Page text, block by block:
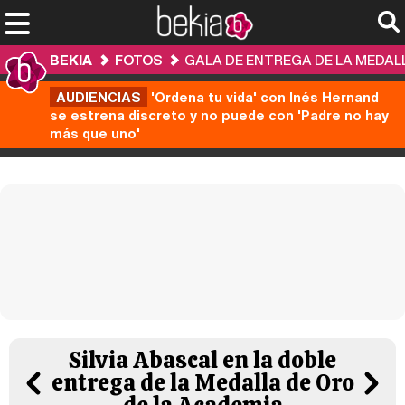
BEKIA FOTOS
GALA DE ENTREGA DE LA
AUDIENCIAS 'Ordena tu vida' con Inés Hernand
se estrena discreto y no puede con 'Padre no hay
más que uno'
Silvia Abascal en la doble
entrega de la Medalla de Oro